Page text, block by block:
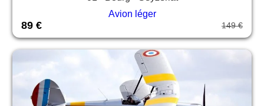
Avion léger
89 € 149 €